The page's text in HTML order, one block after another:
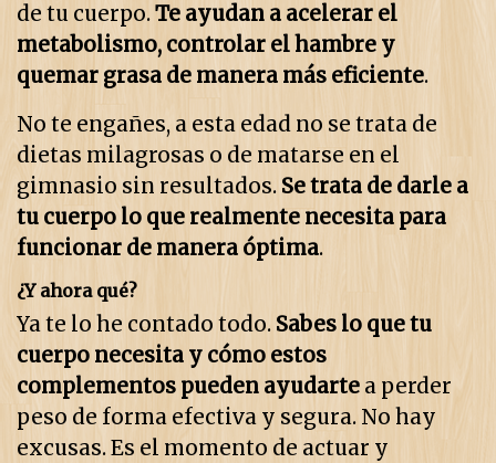
de tu cuerpo.Te ayudan a acelerar el
metabolismo, controlar el hambre y
quemar grasa de manera más eficiente.
No te engañes, a esta edad no se trata de
dietas milagrosas o de matarse en el
gimnasio sin resultados. Se trata de darle a
tu cuerpo lo que realmente necesita para
funcionar de manera óptima.
¿Y ahora qué?
Ya te lo he contado todo. Sabes lo que tu
cuerpo necesita y cómo estos
complementos pueden ayudarte a perder
peso de forma efectiva y segura. No hay
excusas. Es el momento de actuar y